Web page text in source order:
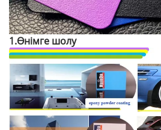
1.Өнімге шолу